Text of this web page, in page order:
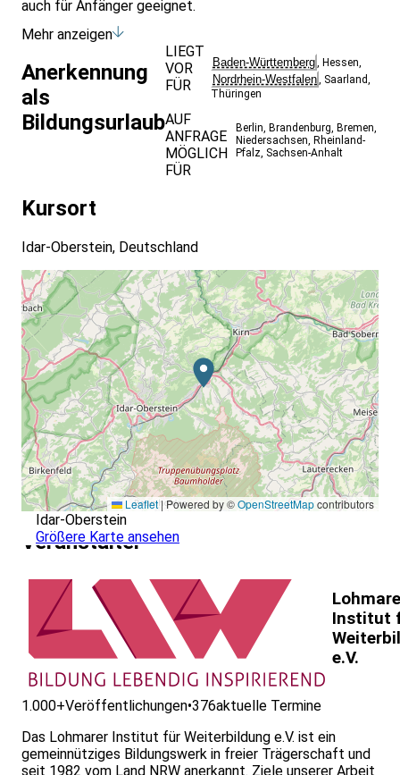
auch für Anfänger geeignet.
Mehr anzeigen
Anerkennung
als
Bildungsurlaub
LIEGT
VOR
FÜR
Baden-Württemberg ,Hessen
Nordrhein-Westfalen Saarland
Thüringen
AUF
ANFRAGE
MÖGLICH
FÜR
Berlin Brandenburg Bremen
Niedersachsen Rheinland-
Pfalz Sachsen-Anhalt
Kursort
Idar-Oberstein, Deutschland
Leaflet |Powered by ©OpenStreetMapcontributors
Idar-Oberstein
Größere Karte ansehen
Veranstalter
Institut
e.V.
1.000+Veröffentlichungen•376aktuelle Termine
Das Lohmarer Institut für Weiterbildung e.V. ist ein
gemeinnütziges Bildungswerk in freier Trägerschaft und
seit 1982 vom Land NRW anerkannt. Ziele unserer Arbeit